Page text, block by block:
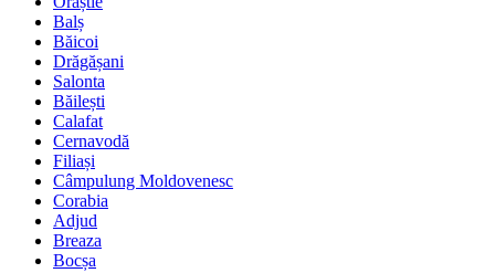
Balș
Băicoi
Drăgășani
Salonta
Băilești
Calafat
Cernavodă
Filiași
Câmpulung Moldovenesc
Corabia
Adjud
Breaza
Bocșa